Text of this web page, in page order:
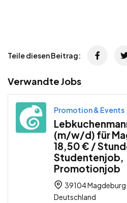
Teile diesen Beitrag:
Verwandte Jobs
Promotion & Events
(m/w/d) für
18,50 € /
Studentenjob,
Promotionjob
39104
Deutschland